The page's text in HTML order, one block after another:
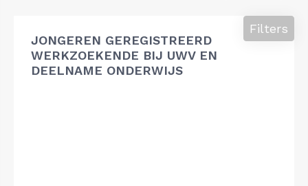
JONGEREN GEREGISTREERD
WERKZOEKENDE BIJ UWV EN
DEELNAME ONDERWIJS
Filters